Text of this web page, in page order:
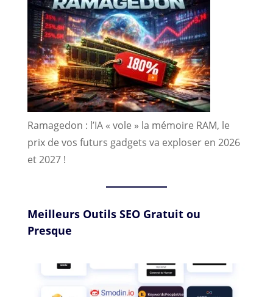
Ramagedon : l’IA « vole » la mémoire RAM, le
prix de vos futurs gadgets va exploser en 2026
et 2027 !
Meilleurs Outils SEO Gratuit ou
Presque